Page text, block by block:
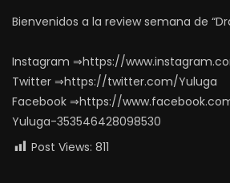
Bienvenidos a la review semana de
Instagram ⇒https://
Twitter ⇒https://twitter.com/Yuluga
Facebook ⇒https://
Yuluga-353546428098530
Post Views: 811